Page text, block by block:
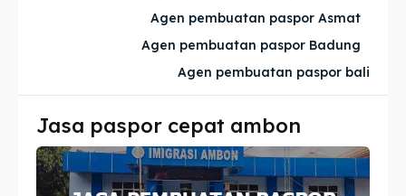
Imta
Legalisir
Imta
Legalisir
Agen pembuatan paspor Asmat
Agen pembuatan paspor Badung
Agen pembuatan paspor bali
Jasa paspor cepat ambon